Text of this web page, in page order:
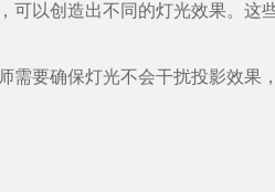
以创造出不同的灯光效果。这
要确保灯光不会干扰投影效果